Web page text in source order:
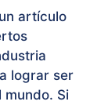
artículo
lograr ser
mundo. Si